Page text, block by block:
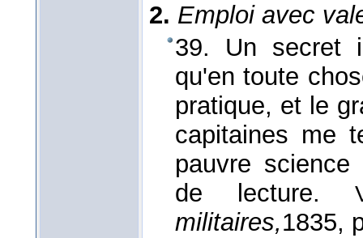
2. Emploi avec
39. Un secret
qu'en toute
pratique, et le
capitaines me
pauvre
de lecture.
militaires,1835,